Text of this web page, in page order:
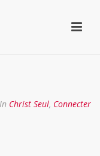
In Christ Seul, Connecter